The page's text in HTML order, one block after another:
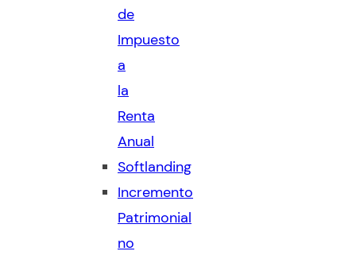
de
Impuesto
a
la
Renta
Anual
Softlanding
Incremento
Patrimonial
no